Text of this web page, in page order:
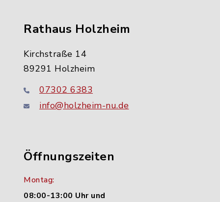
Rathaus Holzheim
Kirchstraße 14
89291 Holzheim
07302 6383
info@holzheim-nu.de
Öffnungszeiten
Montag:
08:00-13:00 Uhr und